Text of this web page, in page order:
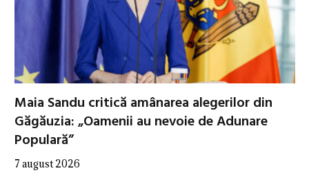
Maia Sandu critică amânarea alegerilor din
Găgăuzia: „Oamenii au nevoie de Adunare
Populară”
7 august 2026